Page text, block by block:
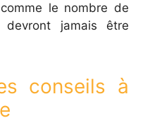
le nombre de
jamais être
conseils à